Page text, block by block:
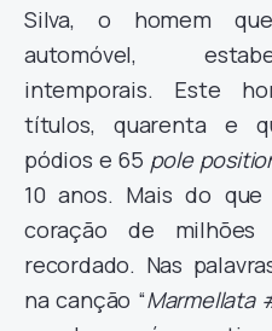
Silva, o homem
automóvel,
intemporais. Este
títulos, quarenta e
pódios e 65 pole
10 anos. Mais do
coração de
recordado. Nas
na canção “Marmellata